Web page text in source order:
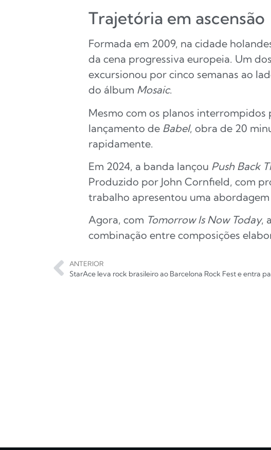
Trajetória em ascensão
Formada em 2009, na cidade
da cena progressiva europeia. Um
excursionou por cinco semanas ao
do álbum Mosaic.
Mesmo com os planos
lançamento de Babel, obra de 20
rapidamente.
Em 2024, a banda lançou Push Back
Produzido por John Cornfield, com
trabalho apresentou uma
Agora, com Tomorrow Is Now Today,
combinação entre composições
ANTERIOR